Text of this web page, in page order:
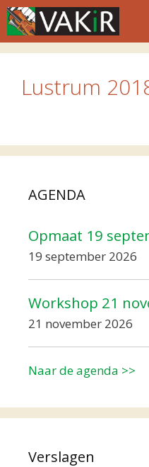
Ga
naar
de
Lustrum
AGENDA
Opmaat 19
19 september 2026
Workshop 21
21 november 2026
Naar de agenda >>
Verslagen